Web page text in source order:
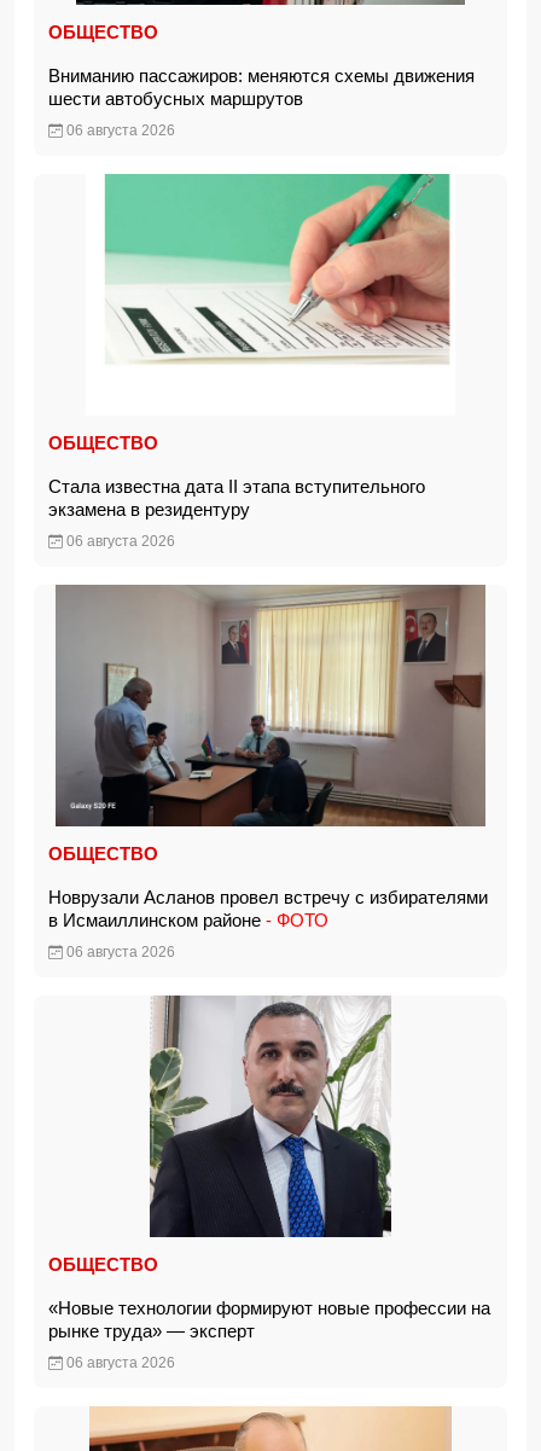
ОБЩЕСТВО
Вниманию пассажиров: меняются схемы движения
шести автобусных маршрутов
06 августа 2026
ОБЩЕСТВО
Стала известна дата II этапа вступительного
экзамена в резидентуру
06 августа 2026
ОБЩЕСТВО
Новрузали Асланов провел встречу с избирателями
в Исмаиллинском районе - ФОТО
06 августа 2026
ОБЩЕСТВО
«Новые технологии формируют новые профессии на
рынке труда» — эксперт
06 августа 2026